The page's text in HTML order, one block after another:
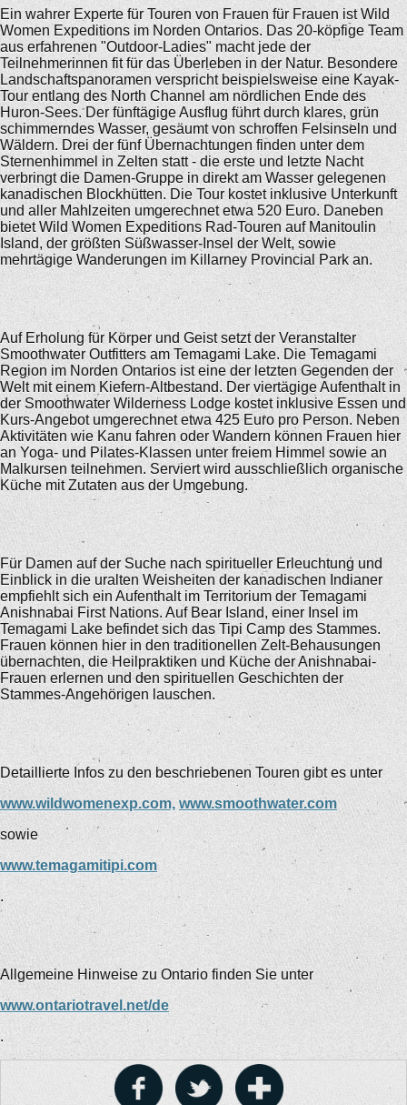
Ein wahrer Experte für Touren von Frauen für Frauen ist Wild
Women Expeditions im Norden Ontarios. Das 20-köpfige Team
aus erfahrenen "Outdoor-Ladies" macht jede der
Teilnehmerinnen fit für das Überleben in der Natur. Besondere
Landschaftspanoramen verspricht beispielsweise eine Kayak-
Tour entlang des North Channel am nördlichen Ende des
Huron-Sees. Der fünftägige Ausflug führt durch klares, grün
schimmerndes Wasser, gesäumt von schroffen Felsinseln und
Wäldern. Drei der fünf Übernachtungen finden unter dem
Sternenhimmel in Zelten statt - die erste und letzte Nacht
verbringt die Damen-Gruppe in direkt am Wasser gelegenen
kanadischen Blockhütten. Die Tour kostet inklusive Unterkunft
und aller Mahlzeiten umgerechnet etwa 520 Euro. Daneben
bietet Wild Women Expeditions Rad-Touren auf Manitoulin
Island, der größten Süßwasser-Insel der Welt, sowie
mehrtägige Wanderungen im Killarney Provincial Park an.
Auf Erholung für Körper und Geist setzt der Veranstalter
Smoothwater Outfitters am Temagami Lake. Die Temagami
Region im Norden Ontarios ist eine der letzten Gegenden der
Welt mit einem Kiefern-Altbestand. Der viertägige Aufenthalt in
der Smoothwater Wilderness Lodge kostet inklusive Essen und
Kurs-Angebot umgerechnet etwa 425 Euro pro Person. Neben
Aktivitäten wie Kanu fahren oder Wandern können Frauen hier
an Yoga- und Pilates-Klassen unter freiem Himmel sowie an
Malkursen teilnehmen. Serviert wird ausschließlich organische
Küche mit Zutaten aus der Umgebung.
Für Damen auf der Suche nach spiritueller Erleuchtung und
Einblick in die uralten Weisheiten der kanadischen Indianer
empfiehlt sich ein Aufenthalt im Territorium der Temagami
Anishnabai First Nations. Auf Bear Island, einer Insel im
Temagami Lake befindet sich das Tipi Camp des Stammes.
Frauen können hier in den traditionellen Zelt-Behausungen
übernachten, die Heilpraktiken und Küche der Anishnabai-
Frauen erlernen und den spirituellen Geschichten der
Stammes-Angehörigen lauschen.
Detaillierte Infos zu den beschriebenen Touren gibt es unter
www.wildwomenexp.com, www.smoothwater.com
sowie
www.temagamitipi.com
.
Allgemeine Hinweise zu Ontario finden Sie unter
www.ontariotravel.net/de
.